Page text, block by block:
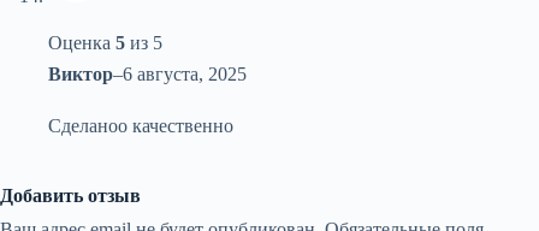
Оценка 5 из 5
Виктор–6 августа, 2025
Сделаноо качественно
Добавить отзыв